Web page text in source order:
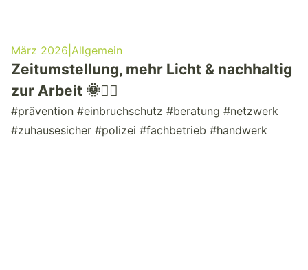
März 2026 Allgemein
Zeitumstellung, mehr Licht & nachhaltig
zur Arbeit 🌞🚴‍♂️
#prävention #einbruchschutz #beratung #netzwerk
#zuhausesicher #polizei #fachbetrieb #handwerk